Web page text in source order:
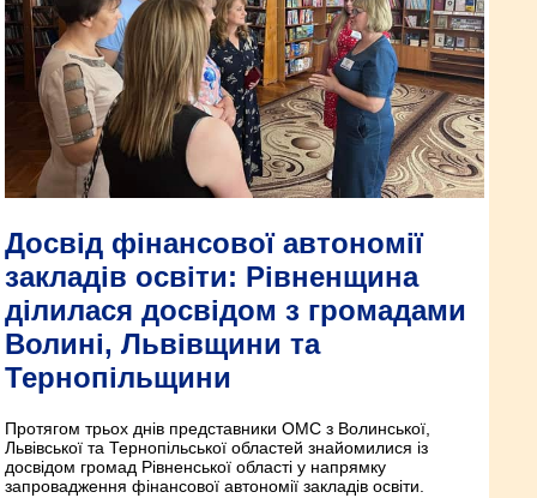
Досвід фінансової автономії
закладів освіти: Рівненщина
ділилася досвідом з громадами
Волині, Львівщини та
Тернопільщини
Протягом трьох днів представники ОМС з Волинської,
Львівської та Тернопільської областей знайомилися із
досвідом громад Рівненської області у напрямку
запровадження фінансової автономії закладів освіти.